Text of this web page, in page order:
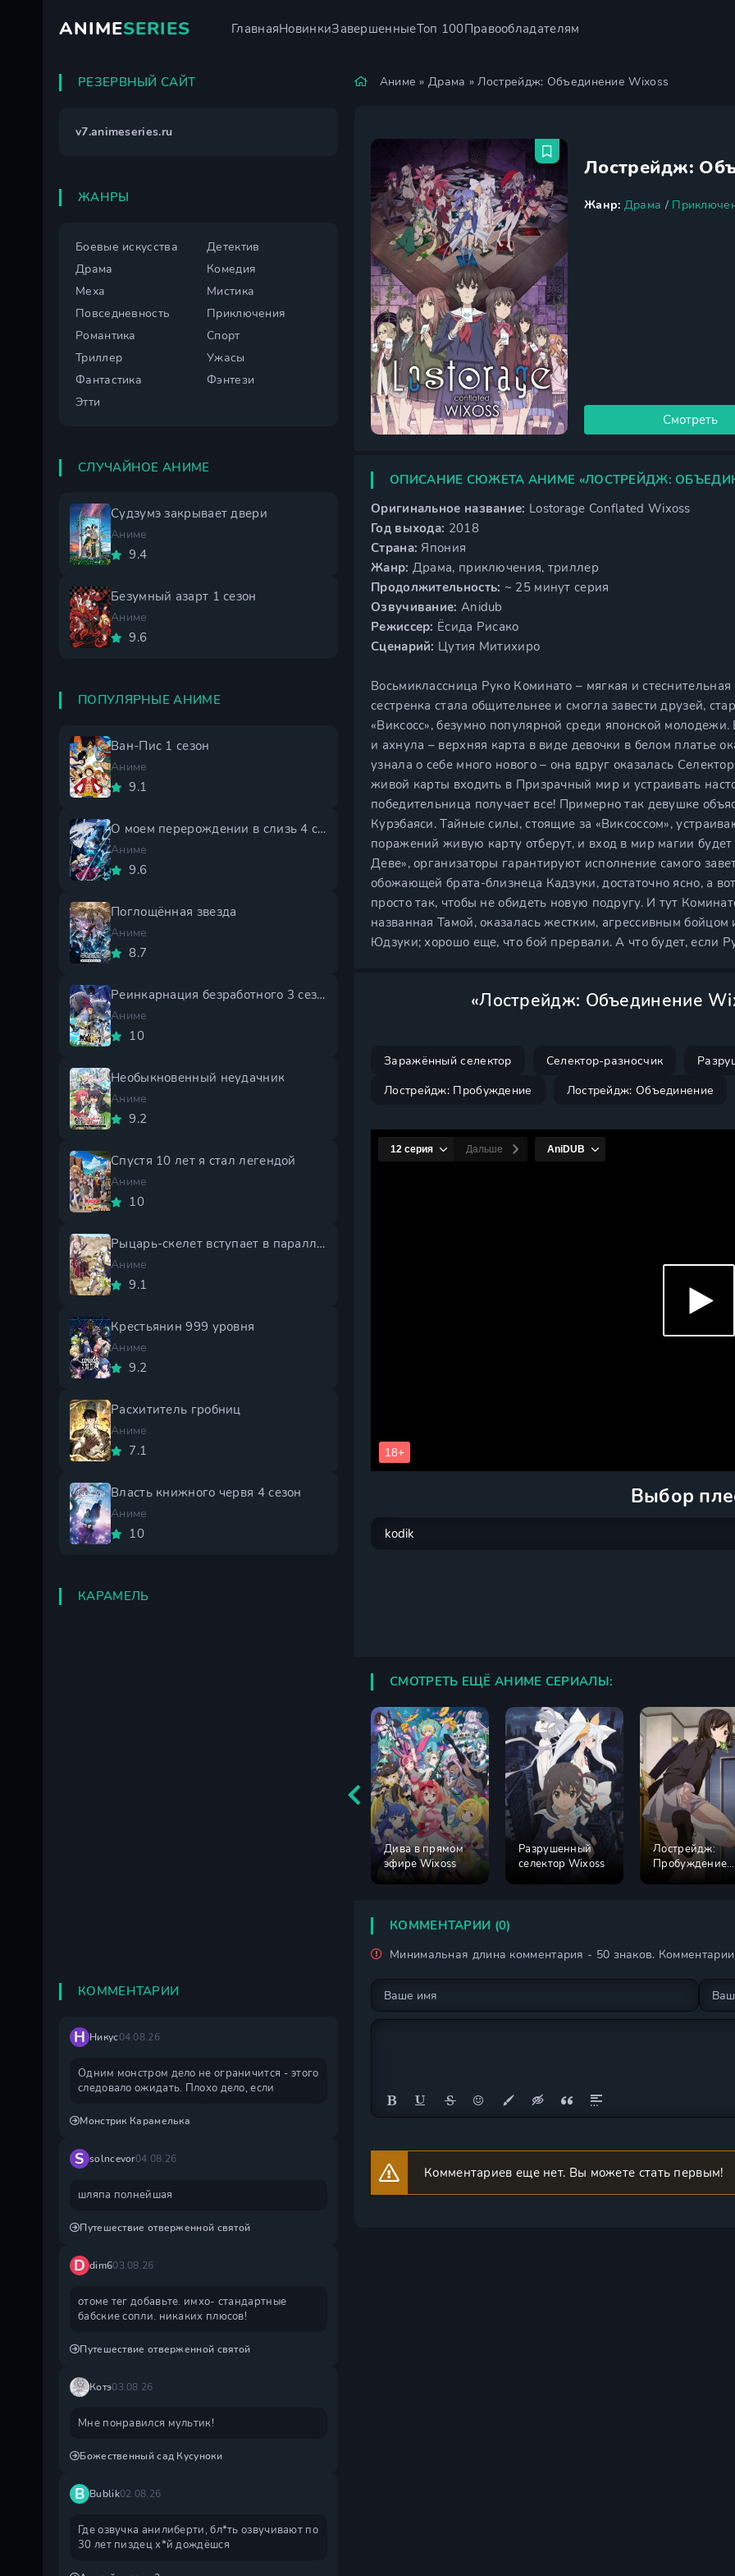
ANIMESERIES ГлавнаяНовинкиЗавершенныеТоп 100Правообладателям
Аниме »Драма » Лострейдж: Объединение Wixoss
Лострейдж:
Жанр: Драма /
Смотреть
ОПИСАНИЕ СЮЖЕТА АНИМЕ «ЛОСТРЕЙДЖ:
Оригинальное название: Lostorage Conflated Wixoss
Год выхода: 2018
Страна: Япония
Жанр: Драма, приключения, триллер
Продолжительность: ~ 25 минут серия
Озвучивание: Anidub
Режиссер: Ёсида Рисако
Сценарий: Цутия Митихиро
Восьмиклассница Руко Коминато – мягкая и
сестренка стала общительнее и смогла завести друзей,
«Виксосс», безумно популярной среди японской
и ахнула – верхняя карта в виде девочки в белом платье
узнала о себе много нового – она вдруг оказалась
живой карты входить в Призрачный мир и устраивать
победительница получает все! Примерно так девушке
Курэбаяси. Тайные силы, стоящие за «Виксоссом»,
поражений живую карту отберут, и вход в мир магии
Деве», организаторы гарантируют исполнение самого
обожающей брата-близнеца Кадзуки, достаточно ясно, а
просто так, чтобы не обидеть новую подругу. И тут
названная Тамой, оказалась жестким, агрессивным
Юдзуки; хорошо еще, что бой прервали. А что будет, если
«Лострейдж: Объединение
Заражённый селектор Селектор-разносчик
Лострейдж: Пробуждение
Лострейдж: Объединение
Выбор
СМОТРЕТЬ ЕЩЁ АНИМЕ СЕРИАЛЫ:
Дива в прямом
эфире Wixoss
Разрушенный
селектор Wixoss
Лострейдж:
Пробуждение
КОММЕНТАРИИ (0)
Минимальная длина комментария - 50 знаков.
Комментариев еще нет. Вы можете стать первым!
РЕЗЕРВНЫЙ САЙТ
v7.animeseries.ru
ЖАНРЫ
Боевые искусства
Детектив
Драма
Комедия
Меха
Мистика
Повседневность
Приключения
Романтика
Спорт
Триллер
Ужасы
Фантастика
Фэнтези
Этти
СЛУЧАЙНОЕ АНИМЕ
Судзумэ закрывает двери
Аниме
9.4
Безумный азарт 1 сезон
Аниме
9.6
ПОПУЛЯРНЫЕ АНИМЕ
Ван-Пис 1 сезон
Аниме
9.1
О моем перерождении в слизь 4 сезон
Аниме
9.6
Поглощённая звезда
Аниме
8.7
Реинкарнация безработного 3 сезон
Аниме
10
Необыкновенный неудачник
Аниме
9.2
Спустя 10 лет я стал легендой
Аниме
10
Рыцарь-скелет вступает в параллельный мир 2 сезон
Аниме
9.1
Крестьянин 999 уровня
Аниме
9.2
Расхититель гробниц
Аниме
7.1
Власть книжного червя 4 сезон
Аниме
10
КАРАМЕЛЬ
КОММЕНТАРИИ
Н Никус04.08.26
Одним монстром дело не ограничится - этого
следовало ожидать. Плохо дело, если
Монстрик Карамелька
S solncevor04.08.26
шляпа полнейшая
Путешествие отверженной святой
D dim603.08.26
отоме тег добавьте. имхо- стандартные
бабские сопли. никаких плюсов!
Путешествие отверженной святой
Котэ03.08.26
Мне понравился мультик!
Божественный сад Кусуноки
B Bublik02.08.26
Где озвучка анилиберти, бл*ть озвучивают по
30 лет пиздец х*й дождëшся